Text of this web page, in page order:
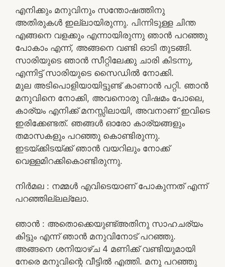
എനിക്കും മനുവിനും സന്തോഷത്തിനു
അതിരുകൾ ഇല്ലായിരുന്നു. പിന്നിടുള്ള ചിന്ത
എങ്ങനെ വളക്കും എന്നായിരുന്നു ഞാൻ പറഞ്ഞു
പോകാം എന്ന്, അങ്ങനെ വണ്ടി ഓടി തുടങ്ങി.
സാരിയുടെ ഞാൻ സീറ്റിലേക്കു ചാരി കിടന്നു,
എന്നിട്ട് സാരിയുടെ സൈഡിൽ നോക്കി.
മുല അടിപൊളിയായിട്ടുണ്ട് കാണാൻ പറ്റി. ഞാൻ
മനുവിനെ നോക്കി, അവനൊരു വിഷമം പോലെ,
കാര്യം എനിക്ക് മനസ്സിലായി, അവനാണ് ഇവിടെ
ഇരിക്കേണ്ടത്. ഞങ്ങൾ ഓരോ കാര്യങ്ങളും
തമാസകളും പറഞ്ഞു കൊണ്ടിരുന്നു.
ഇടയ്ക്കിടയ്ക്ക് ഞാൻ വയറിലും നോക്ക്
വെള്ളമിറക്കികൊണ്ടിരുന്നു.
നിർമല : നമ്മൾ എവിടെയാണ് പോകുന്നത് എന്ന്
പറഞ്ഞില്ലല്ലോ.
ഞാൻ : അതൊക്കെയുണ്ട്അതിനു സാഹചര്യം
കിട്ടും എന്ന് ഞാൻ മനുവിനോട് പറഞ്ഞു.
അങ്ങനെ ശനിയാഴ്ച 4 മണിക്ക് വണ്ടിയുമായി
നേരെ മനുവിന്റെ വീട്ടിൽ എത്തി. മനു പറഞ്ഞു